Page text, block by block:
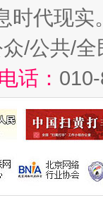
时代现实
/公共/
话：